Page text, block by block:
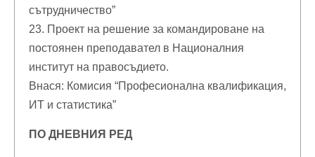
сътрудничество”
23. Проект на решение за командироване на
постоянен преподавател в Националния
институт на правосъдието.
Внася: Комисия “Професионална квалификация,
ИТ и статистика”
ПО ДНЕВНИЯ РЕД